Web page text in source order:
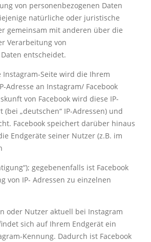
von personenbezogenen Daten
natürliche oder juristische
gemeinsam mit anderen über die
Verarbeitung von
entscheidet.
Seite wird die Ihrem
Adresse an Instagram/ Facebook
von Facebook wird diese IP-
(bei „deutschen“ IP-Adressen) und
Facebook speichert darüber hinaus
Endgeräte seiner Nutzer (z.B. im
gegebenenfalls ist Facebook
von IP- Adressen zu einzelnen
oder Nutzer aktuell bei Instagram
sich auf Ihrem Endgerät ein
Kennung. Dadurch ist Facebook